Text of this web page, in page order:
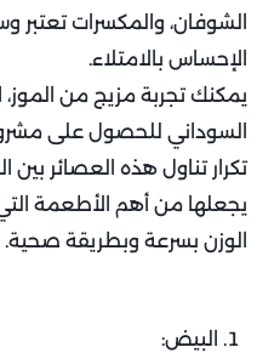
الشوفان، والمكسرات تعتبر
الإحساس بالامتلاء.
يمكنك تجربة مزيج من الموز،
السوداني للحصول على
تكرار تناول هذه العصائر بين
يجعلها من أهم الأطعمة
الوزن بسرعة وبطريقة صحية.
البيض: